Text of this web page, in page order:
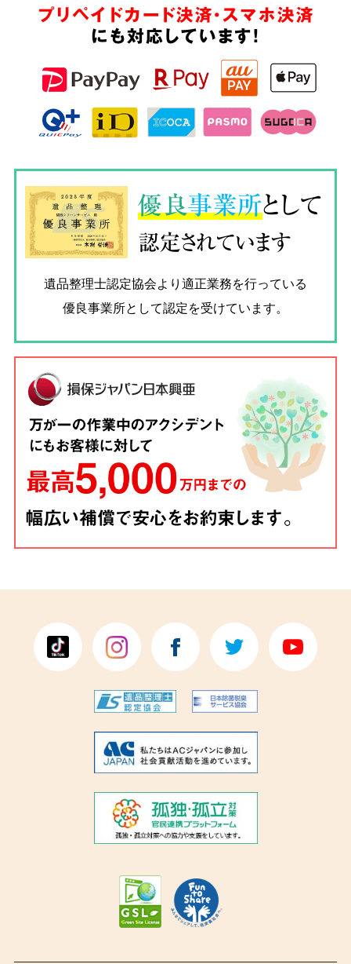
プリペイドカード決済・スマホ決済
にも対応しています!
優良事業所として
認定されています
遺品整理士認定協会より適正業務を行っている
優良事業所として認定を受けています。